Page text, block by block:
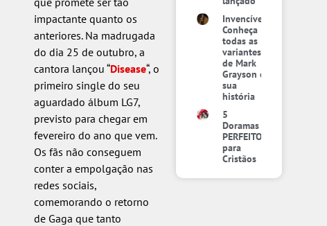
impactante quanto os
anteriores. Na madrugada
do dia 25 de outubro, a
cantora lançou “Disease“, o
primeiro single do seu
aguardado álbum LG7,
previsto para chegar em
fevereiro do ano que vem.
Os fãs não conseguem
conter a empolgação nas
redes sociais,
comemorando o retorno
de Gaga que tanto
Invencível:
Conheça
todas as
variantes
de Mark
Grayson e
sua
história
5
Doramas
PERFEITOS
para
Cristãos